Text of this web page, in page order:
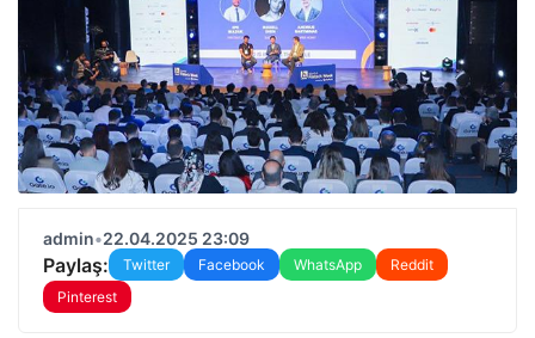
admin•22.04.2025 23:09
Paylaş: Twitter Facebook WhatsApp
Reddit
Pinterest